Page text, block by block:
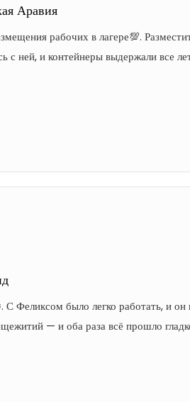
Аравия
рабочих в лагере💯.
ней, и контейнеры выдержали все
было легко работать, и он
— и оба раза всё прошло